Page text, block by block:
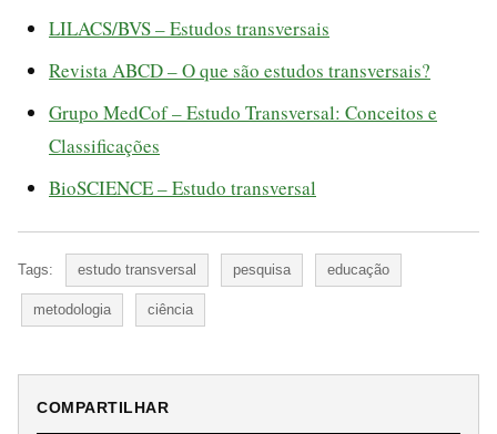
LILACS/BVS – Estudos transversais
Revista ABCD – O que são estudos transversais?
Grupo MedCof – Estudo Transversal: Conceitos e
Classificações
BioSCIENCE – Estudo transversal
Tags: estudo transversal pesquisa educação
metodologia ciência
COMPARTILHAR